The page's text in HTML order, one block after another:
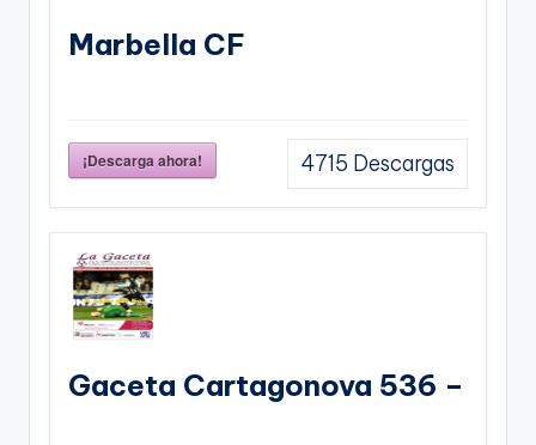
Marbella CF
¡Descarga ahora! 4715 Descargas
Gaceta Cartagonova 536 –